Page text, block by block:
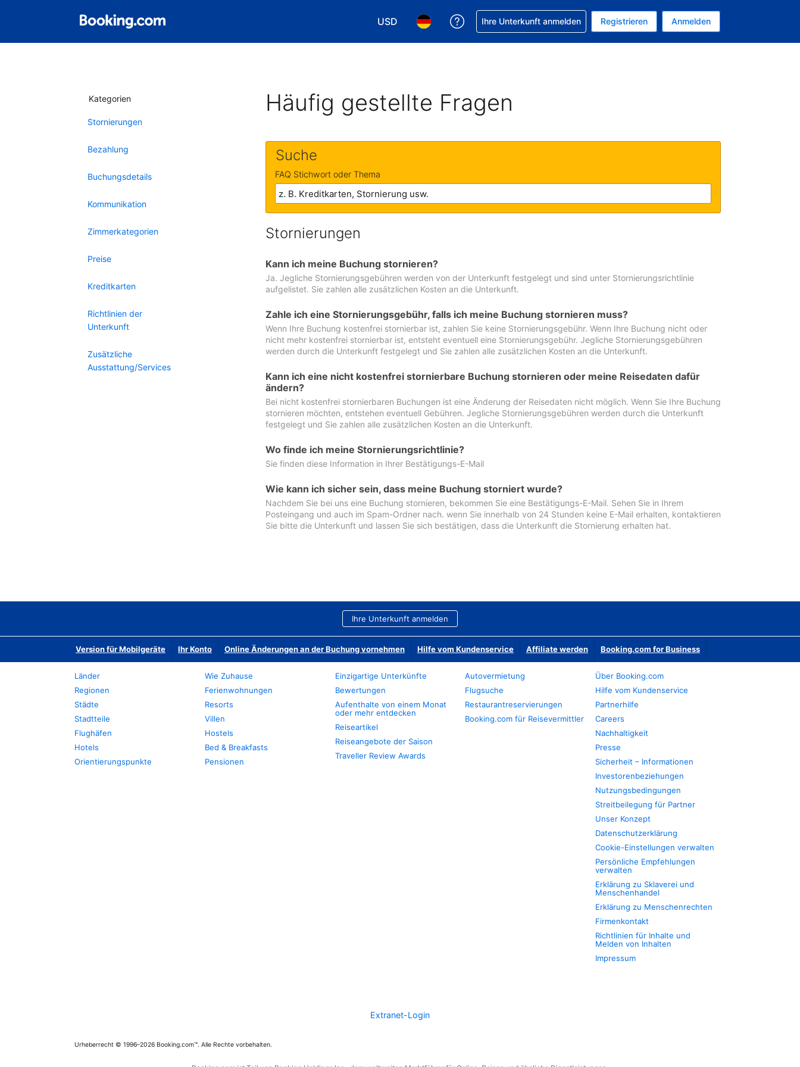
USD
Wählen Sie Ihre Währung. Ihre aktuelle Währung ist US-Dollar
Wählen Sie Ihre Sprache. Ihre aktuelle Sprache ist Deutsch
Hilfe bei Ihrer Buchung erhalten
Ihre Unterkunft anmelden Registrieren Anmelden
Kategorien
Stornierungen
Bezahlung
Buchungsdetails
Kommunikation
Zimmerkategorien
Preise
Kreditkarten
Richtlinien der
Unterkunft
Zusätzliche
Ausstattung/Services
Häufig gestellte Fragen
Suche
FAQ Stichwort oder Thema
Stornierungen
Kann ich meine Buchung stornieren?
Ja. Jegliche Stornierungsgebühren werden von der Unterkunft festgelegt und sind unter Stornierungsrichtlinie
aufgelistet. Sie zahlen alle zusätzlichen Kosten an die Unterkunft.
Zahle ich eine Stornierungsgebühr, falls ich meine Buchung stornieren muss?
Wenn Ihre Buchung kostenfrei stornierbar ist, zahlen Sie keine Stornierungsgebühr. Wenn Ihre Buchung nicht oder
nicht mehr kostenfrei stornierbar ist, entsteht eventuell eine Stornierungsgebühr. Jegliche Stornierungsgebühren
werden durch die Unterkunft festgelegt und Sie zahlen alle zusätzlichen Kosten an die Unterkunft.
Kann ich eine nicht kostenfrei stornierbare Buchung stornieren oder meine Reisedaten dafür
ändern?
Bei nicht kostenfrei stornierbaren Buchungen ist eine Änderung der Reisedaten nicht möglich. Wenn Sie Ihre Buchung
stornieren möchten, entstehen eventuell Gebühren. Jegliche Stornierungsgebühren werden durch die Unterkunft
festgelegt und Sie zahlen alle zusätzlichen Kosten an die Unterkunft.
Wo finde ich meine Stornierungsrichtlinie?
Sie finden diese Information in Ihrer Bestätigungs-E-Mail
Wie kann ich sicher sein, dass meine Buchung storniert wurde?
Nachdem Sie bei uns eine Buchung stornieren, bekommen Sie eine Bestätigungs-E-Mail. Sehen Sie in Ihrem
Posteingang und auch im Spam-Ordner nach. wenn Sie innerhalb von 24 Stunden keine E-Mail erhalten, kontaktieren
Sie bitte die Unterkunft und lassen Sie sich bestätigen, dass die Unterkunft die Stornierung erhalten hat.
Ihre Unterkunft anmelden
Version für Mobilgeräte Ihr Konto Online Änderungen an der Buchung vornehmen Hilfe vom Kundenservice Affiliate werden Booking.com for Business
Länder
Regionen
Städte
Stadtteile
Flughäfen
Hotels
Orientierungspunkte
Wie Zuhause
Ferienwohnungen
Resorts
Villen
Hostels
Bed & Breakfasts
Pensionen
Einzigartige Unterkünfte
Bewertungen
Aufenthalte von einem Monat
oder mehr entdecken
Reiseartikel
Reiseangebote der Saison
Traveller Review Awards
Autovermietung
Flugsuche
Restaurantreservierungen
Booking.com für Reisevermittler
Über Booking.com
Hilfe vom Kundenservice
Partnerhilfe
Careers
Nachhaltigkeit
Presse
Sicherheit – Informationen
Investorenbeziehungen
Nutzungsbedingungen
Streitbeilegung für Partner
Unser Konzept
Datenschutzerklärung
Cookie-Einstellungen verwalten
Persönliche Empfehlungen
verwalten
Erklärung zu Sklaverei und
Menschenhandel
Erklärung zu Menschenrechten
Firmenkontakt
Richtlinien für Inhalte und
Melden von Inhalten
Impressum
Extranet-Login
Urheberrecht © 1996–2026 Booking.com™. Alle Rechte vorbehalten.